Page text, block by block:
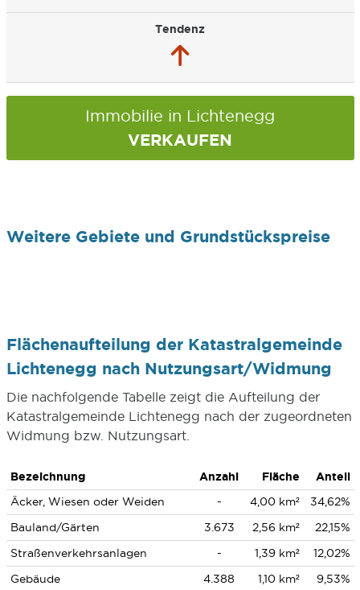
Tendenz
Immobilie in Lichtenegg
VERKAUFEN
Weitere Gebiete und Grundstückspreise
Flächenaufteilung der Katastralgemeinde
Lichtenegg nach Nutzungsart/Widmung
Die nachfolgende Tabelle zeigt die Aufteilung der
Katastralgemeinde Lichtenegg nach der zugeordneten
Widmung bzw. Nutzungsart.
Bezeichnung Anzahl Fläche
Anteil
Äcker, Wiesen oder Weiden
- 4,00 km²
34,62%
Bauland/Gärten
3.673 2,56 km²
22,15%
Straßenverkehrsanlagen
- 1,39 km²
12,02%
Gebäude
4.388 1,10 km² 9,53%